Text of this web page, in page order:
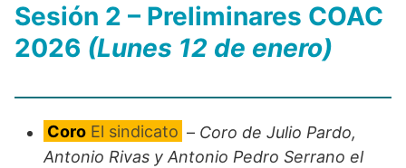
Sesión 2 – Preliminares COAC
2026 (Lunes 12 de enero)
Coro El sindicato – Coro de Julio Pardo,
Antonio Rivas y Antonio Pedro Serrano el